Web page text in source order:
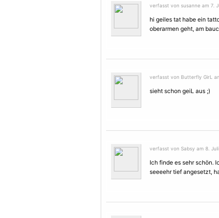
verfasst von susanne am 7.
hi geiles tat habe ein
oberarmen geht, am
verfasst von Butterfly GirL
sieht schon geiL aus ;)
verfasst von Sabsy am 8.
Ich finde es sehr schön.
seeeehr tief angesetzt,